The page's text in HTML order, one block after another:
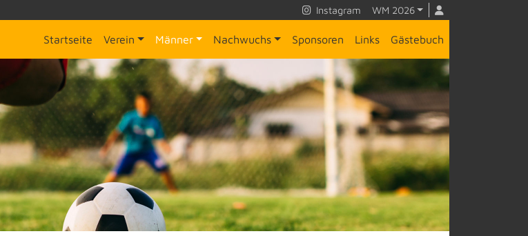
Instagram WM 2026
Startseite Verein Männer Nachwuchs Sponsoren Links Gästebuch